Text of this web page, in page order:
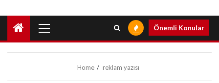
Menu
Önemli Konular
Home reklam yazısı